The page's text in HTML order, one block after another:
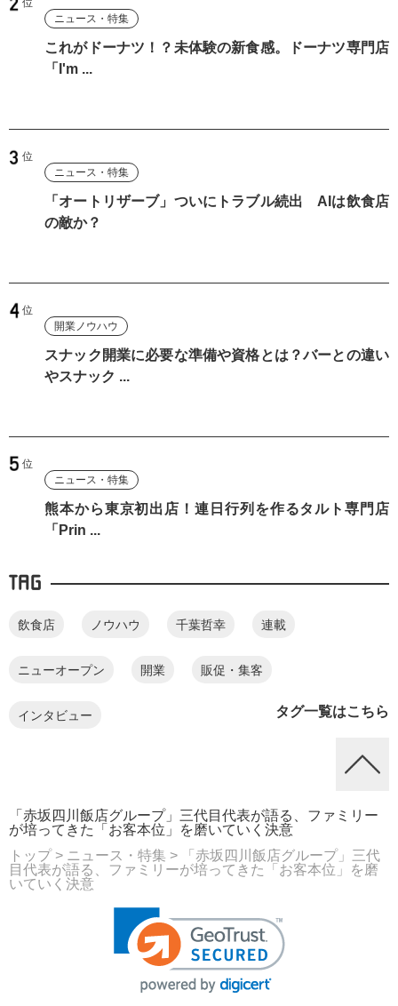
ニュース・特集
これがドーナツ！？未体験の新食感。ドーナツ専門店
「I'm ...
ニュース・特集
「オートリザーブ」ついにトラブル続出 AIは飲食店
の敵か？
開業ノウハウ
スナック開業に必要な準備や資格とは？バーとの違い
やスナック ...
ニュース・特集
熊本から東京初出店！連日行列を作るタルト専門店
「Prin ...
TAG
飲食店 ノウハウ 千葉哲幸 連載
ニューオープン 開業 販促・集客
インタビュー タグ一覧はこちら
「赤坂四川飯店グループ」三代目代表が語る、ファミリー
が培ってきた「お客本位」を磨いていく決意
トップ> ニュース・特集 > 「赤坂四川飯店グループ」三代
目代表が語る、ファミリーが培ってきた「お客本位」を磨
いていく決意